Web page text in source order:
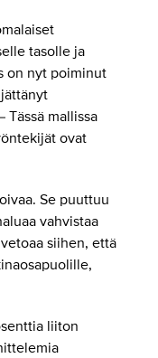
tasolle ja
on nyt poiminut
mallissa
ovat
Se puuttuu
vahvistaa
siihen, että
liiton